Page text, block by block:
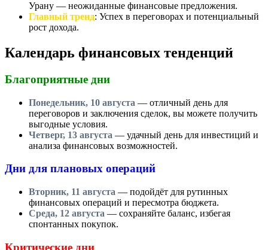
Урану — неожиданные финансовые предложения.
Главный тренд: Успех в переговорах и потенциальный
рост дохода.
Календарь финансовых тенденций
Благоприятные дни
Понедельник, 10 августа — отличный день для
переговоров и заключения сделок, вы можете получить
выгодные условия.
Четверг, 13 августа — удачный день для инвестиций и
анализа финансовых возможностей.
Дни для плановых операций
Вторник, 11 августа — подойдёт для рутинных
финансовых операций и пересмотра бюджета.
Среда, 12 августа — сохраняйте баланс, избегая
спонтанных покупок.
Критические дни